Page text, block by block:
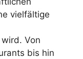
vielfältige
Von
bis hin